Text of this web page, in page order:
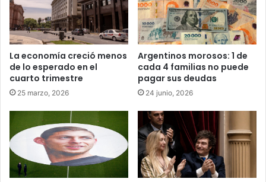
La economía creció menos
de lo esperado en el
cuarto trimestre
25 marzo, 2026
Argentinos morosos: 1 de
cada 4 familias no puede
pagar sus deudas
24 junio, 2026